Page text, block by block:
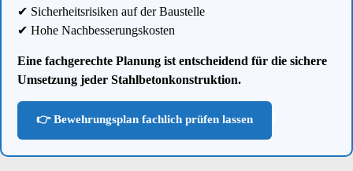
✔ Sicherheitsrisiken auf der Baustelle
✔ Hohe Nachbesserungskosten
Eine fachgerechte Planung ist entscheidend für die sichere
Umsetzung jeder Stahlbetonkonstruktion.
👉 Bewehrungsplan fachlich prüfen lassen